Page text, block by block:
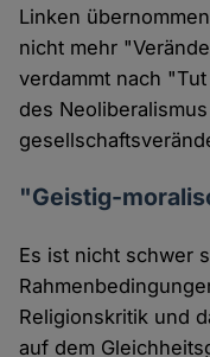
Linken
nicht mehr
verdammt nach
des
"Geistig-
Es ist nicht schwer
Religionskritik und
auf dem